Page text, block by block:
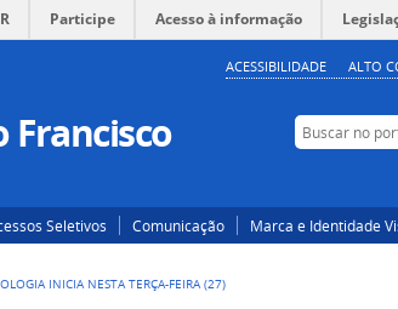
Participe Acesso à informação
ACESSIBILIDADE ALTO
Francisco Buscar no portal
Seletivos Comunicação Marca e Identidade
INICIA NESTA TERÇA-FEIRA (27)